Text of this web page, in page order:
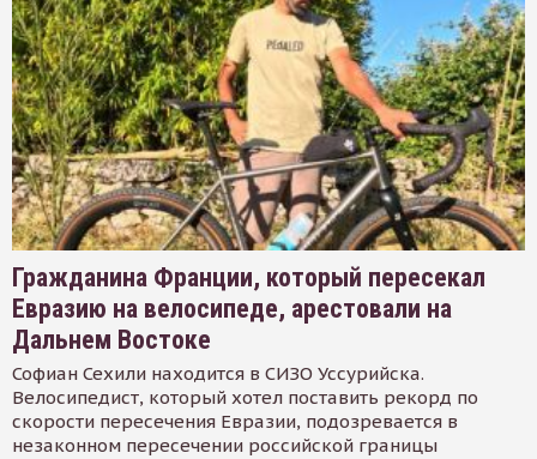
Гражданина Франции, который пересекал
Евразию на велосипеде, арестовали на
Дальнем Востоке
Софиан Сехили находится в СИЗО Уссурийска.
Велосипедист, который хотел поставить рекорд по
скорости пересечения Евразии, подозревается в
незаконном пересечении российской границы